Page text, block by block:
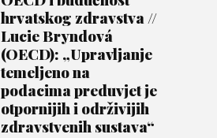
hrvatskog zdravstva //
Lucie Bryndová
(OECD): „Upravljanje
temeljeno na
podacima preduvjet je
otpornijih i održivijih
zdravstvenih sustava“